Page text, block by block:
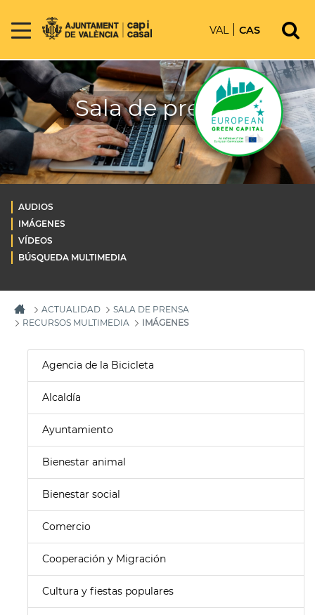
VAL CAS
Sala de prensa
AUDIOS
IMÁGENES
VÍDEOS
BÚSQUEDA MULTIMEDIA
ACTUALIDAD
SALA DE PRENSA
RECURSOS MULTIMEDIA
IMÁGENES
Agencia de la Bicicleta
Alcaldía
Ayuntamiento
Bienestar animal
Bienestar social
Comercio
Cooperación y Migración
Cultura y fiestas populares